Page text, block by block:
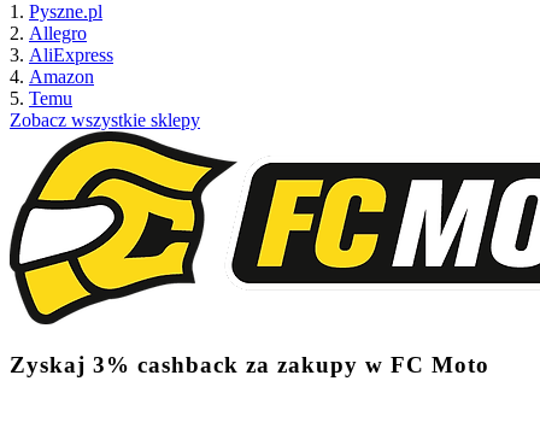
Pyszne.pl
Allegro
AliExpress
Amazon
Temu
Zobacz wszystkie sklepy
Zyskaj 3% cashback za zakupy w FC Moto